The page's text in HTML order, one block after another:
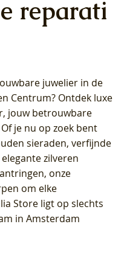
reparati
juwelier in de
Centrum? Ontdek luxe
jouw betrouwbare
Of je nu op zoek bent
sieraden, verfijnde
zilveren
onze
om elke
Store ligt op slechts
in Amsterdam